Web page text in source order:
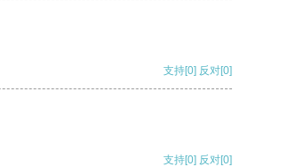
支持[0] 反对[0]
支持[0] 反对[0]